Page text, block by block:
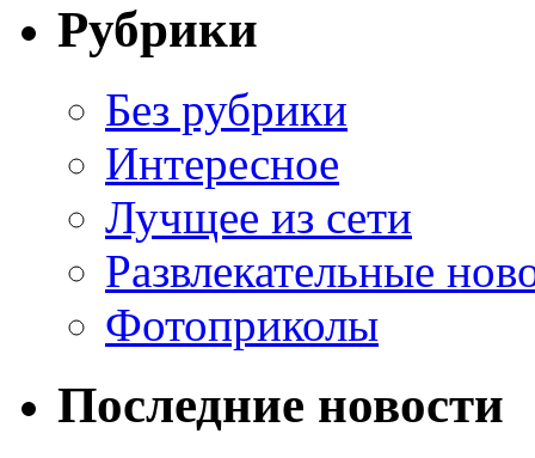
Рубрики
Без рубрики
Интересное
Лучщее из сети
Развлекательные
Фотоприколы
Последние новости